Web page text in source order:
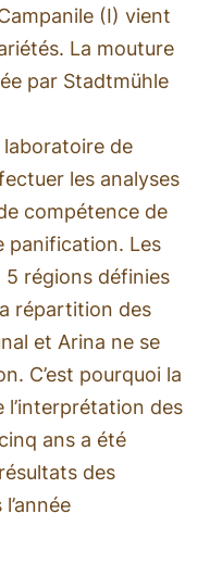
(I) vient
La mouture
par Stadtmühle
laboratoire de
les analyses
compétence de
panification. Les
5 régions définies
répartition des
et Arina ne se
C’est pourquoi la
l’interprétation des
ans a été
des